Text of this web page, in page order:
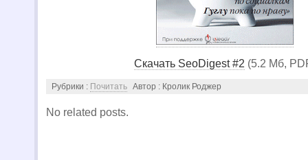
Скачать SeoDigest #2 (5.2 Мб,
Рубрики : Почитать Автор : Кролик Роджер
No related posts.